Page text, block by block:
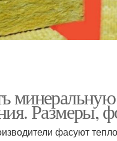
минеральную
Размеры,
фасуют